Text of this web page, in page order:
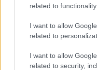
related to
I want to allow
related to
I want to allow
related to security,
ULTIME NOTIZIE
Roma